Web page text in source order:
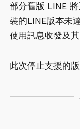
部分舊版 LINE
裝的LINE版本未
使用訊息收發及其
此次停止支援的版